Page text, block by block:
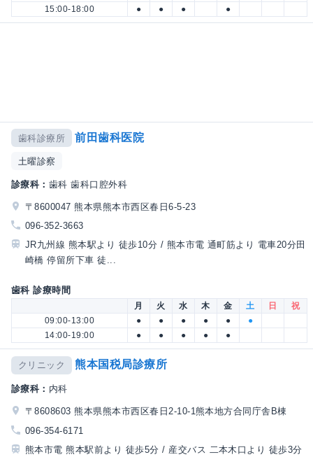
15:00-18:00
● ● ● ●
歯科診療所 前田歯科医院
土曜診察
診療科： 歯科 歯科口腔外科
〒8600047 熊本県熊本市西区春日6-5-23
096-352-3663
JR九州線 熊本駅より 徒歩10分 / 熊本市電 通町筋より 電車20分田
崎橋 停留所下車 徒...
歯科 診療時間
月 火 水 木 金 土 日
祝
09:00-13:00
● ● ● ● ●
●
14:00-19:00
● ● ● ● ●
クリニック 熊本国税局診療所
診療科： 内科
〒8608603 熊本県熊本市西区春日2-10-1熊本地方合同庁舎B棟
096-354-6171
熊本市電 熊本駅前より 徒歩5分 / 産交バス 二本木口より 徒歩3分